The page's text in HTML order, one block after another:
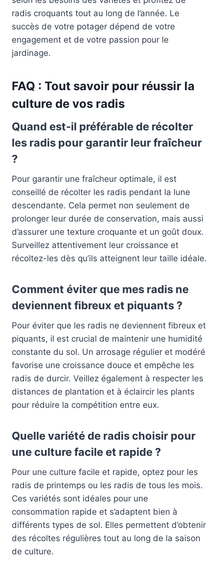
radis croquants tout au long de l’année. Le
succès de votre potager dépend de votre
engagement et de votre passion pour le
jardinage.
FAQ : Tout savoir pour réussir la
culture de vos radis
Quand est-il préférable de récolter
les radis pour garantir leur fraîcheur
?
Pour garantir une fraîcheur optimale, il est
conseillé de récolter les radis pendant la lune
descendante. Cela permet non seulement de
prolonger leur durée de conservation, mais aussi
d’assurer une texture croquante et un goût doux.
Surveillez attentivement leur croissance et
récoltez-les dès qu’ils atteignent leur taille idéale.
Comment éviter que mes radis ne
deviennent fibreux et piquants ?
Pour éviter que les radis ne deviennent fibreux et
piquants, il est crucial de maintenir une humidité
constante du sol. Un arrosage régulier et modéré
favorise une croissance douce et empêche les
radis de durcir. Veillez également à respecter les
distances de plantation et à éclaircir les plants
pour réduire la compétition entre eux.
Quelle variété de radis choisir pour
une culture facile et rapide ?
Pour une culture facile et rapide, optez pour les
radis de printemps ou les radis de tous les mois.
Ces variétés sont idéales pour une
consommation rapide et s’adaptent bien à
différents types de sol. Elles permettent d’obtenir
des récoltes régulières tout au long de la saison
de culture.